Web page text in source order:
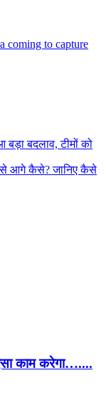
coming to capture
बदलाव, टीमों को
से आगे कैसे? जानिए कैसे
काम करेगा…....